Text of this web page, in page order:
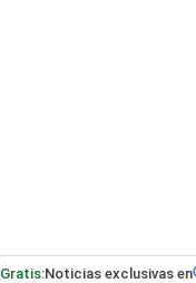
Gratis:Noticias exclusivas en